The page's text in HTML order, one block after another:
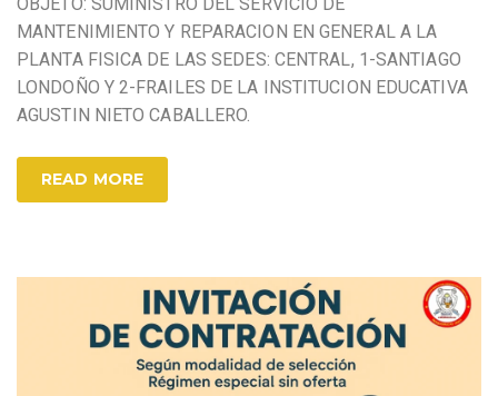
MANTENIMIENTO Y REPARACION EN GENERAL A LA
PLANTA FISICA DE LAS SEDES: CENTRAL, 1-SANTIAGO
LONDOÑO Y 2-FRAILES DE LA INSTITUCION EDUCATIVA
AGUSTIN NIETO CABALLERO.
READ MORE